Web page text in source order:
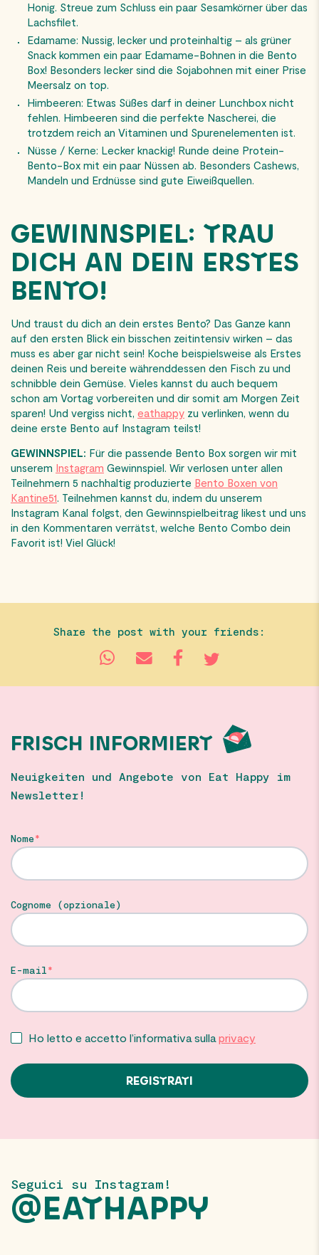
Honig. Streue zum Schluss ein paar Sesamkörner über das
Lachsfilet.
Edamame: Nussig, lecker und proteinhaltig – als grüner
Snack kommen ein paar Edamame-Bohnen in die Bento
Box! Besonders lecker sind die Sojabohnen mit einer Prise
Meersalz on top.
Himbeeren: Etwas Süßes darf in deiner Lunchbox nicht
fehlen. Himbeeren sind die perfekte Nascherei, die
trotzdem reich an Vitaminen und Spurenelementen ist.
Nüsse / Kerne: Lecker knackig! Runde deine Protein-
Bento-Box mit ein paar Nüssen ab. Besonders Cashews,
Mandeln und Erdnüsse sind gute Eiweißquellen.
GEWINNSPIEL: TRAU
DICH AN DEIN ERSTES
BENTO!
Und traust du dich an dein erstes Bento? Das Ganze kann
auf den ersten Blick ein bisschen zeitintensiv wirken – das
muss es aber gar nicht sein! Koche beispielsweise als Erstes
deinen Reis und bereite währenddessen den Fisch zu und
schnibble dein Gemüse. Vieles kannst du auch bequem
schon am Vortag vorbereiten und dir somit am Morgen Zeit
sparen! Und vergiss nicht, eathappy zu verlinken, wenn du
deine erste Bento auf Instagram teilst!
GEWINNSPIEL: Für die passende Bento Box sorgen wir mit
unserem Instagram Gewinnspiel. Wir verlosen unter allen
Teilnehmern 5 nachhaltig produzierte Bento Boxen von
Kantine51. Teilnehmen kannst du, indem du unserem
Instagram Kanal folgst, den Gewinnspielbeitrag likest und uns
in den Kommentaren verrätst, welche Bento Combo dein
Favorit ist! Viel Glück!
Share the post with your friends:
FRISCH INFORMIERT
Neuigkeiten und Angebote von Eat Happy im
Newsletter!
Nome
Cognome (opzionale)
E-mail
Ho letto e accetto l’informativa sullaprivacy
Seguici su Instagram!
@EATHAPPY